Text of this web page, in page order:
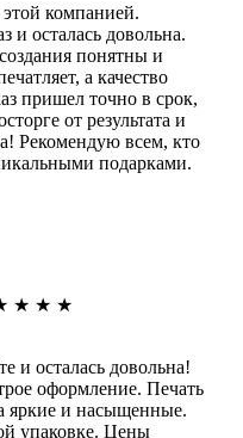
компанией.
и осталась довольна.
понятны и
а качество
пришел точно в срок,
от результата и
Рекомендую всем, кто
подарками.
★ ★ ★
и осталась довольна!
оформление. Печать
яркие и насыщенные.
упаковке. Цены